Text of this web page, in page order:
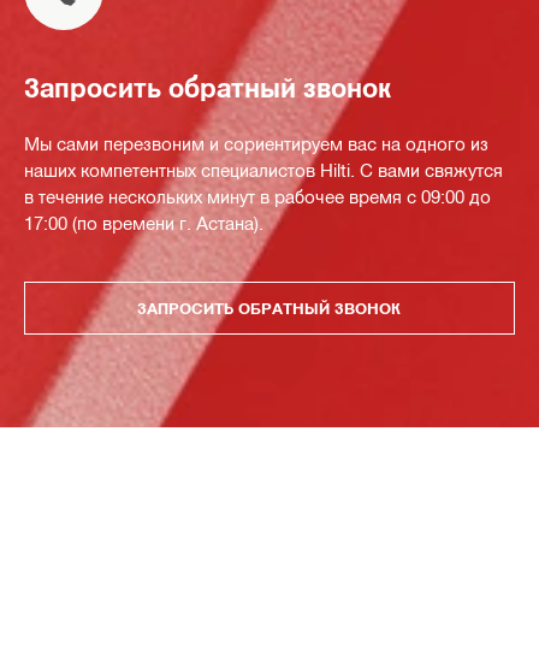
Запросить обратный звонок
Мы сами перезвоним и сориентируем вас на одного из
наших компетентных специалистов Hilti. С вами свяжутся
в течение нескольких минут в рабочее время с 09:00 до
17:00 (по времени г. Астана).
ЗАПРОСИТЬ ОБРАТНЫЙ ЗВОНОК